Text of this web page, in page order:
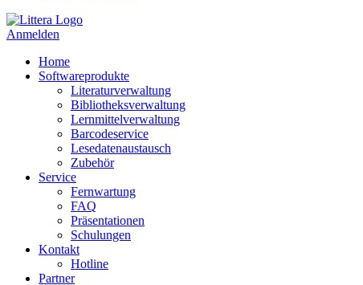
Anmelden
Home
Softwareprodukte
Literaturverwaltung
Bibliotheksverwaltung
Lernmittelverwaltung
Barcodeservice
Lesedatenaustausch
Zubehör
Service
Fernwartung
FAQ
Präsentationen
Schulungen
Kontakt
Hotline
Partner